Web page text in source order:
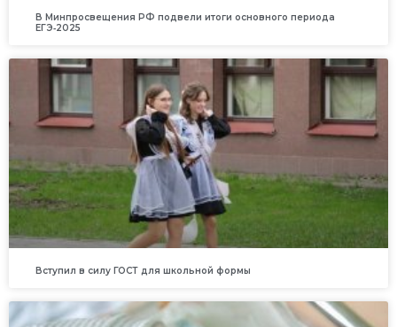
В Минпросвещения РФ подвели итоги основного периода
ЕГЭ‑2025
Вступил в силу ГОСТ для школьной формы